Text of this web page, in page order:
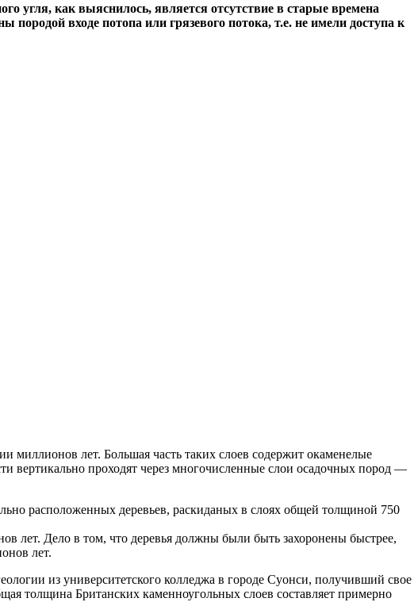
угля, как выяснилось, является отсутствие в старые времена
входе потопа или грязевого потока, т.е. не имели доступа к
миллионов лет. Большая часть таких слоев содержит окаменелые
вертикально проходят через многочисленные слои осадочных пород —
расположенных деревьев, раскиданых в слоях общей толщиной 750
лет. Дело в том, что деревья должны были быть захоронены быстрее,
лет.
из университетского колледжа в городе Суонси, получивший свое
толщина Британских каменноугольных слоев составляет примерно